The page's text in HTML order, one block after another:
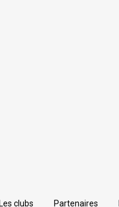
Les clubs Partenaires